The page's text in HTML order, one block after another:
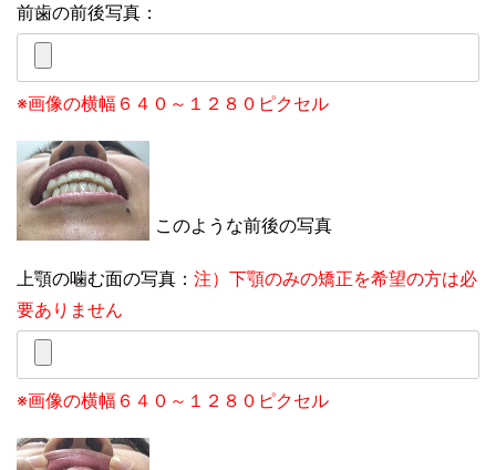
前歯の前後写真：
※画像の横幅６４０～１２８０ピクセル
このような前後の写真
上顎の噛む面の写真： 注）下顎のみの矯正を希望の方は必
要ありません
※画像の横幅６４０～１２８０ピクセル